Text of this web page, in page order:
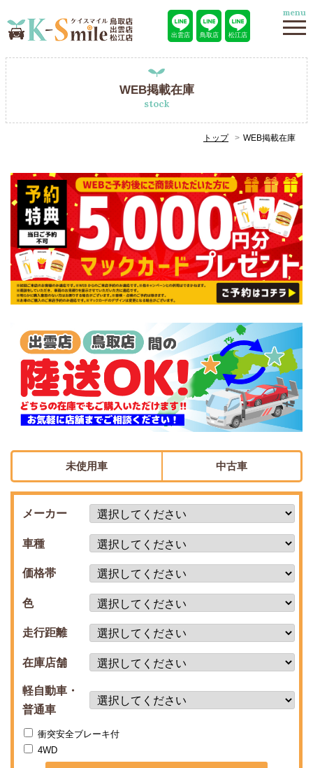
出雲店 鳥取店 松江店
menu
WEB掲載在庫
stock
トップ WEB掲載在庫
未使用車 中古車
メーカー
車種
価格帯
色
走行距離
在庫店舗
軽自動車・
普通車
衝突安全ブレーキ付
4WD